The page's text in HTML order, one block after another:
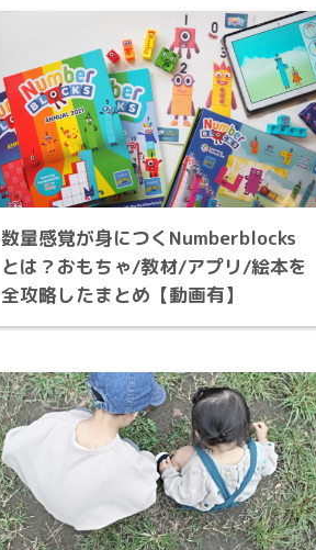
数量感覚が身につくNumberblocks
とは？おもちゃ/教材/アプリ/絵本を
全攻略したまとめ【動画有】